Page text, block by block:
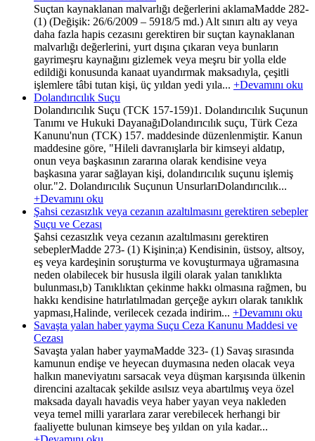
Suçtan kaynaklanan malvarlığı değerlerini aklamaMadde 282-
(1) (Değişik: 26/6/2009 – 5918/5 md.) Alt sınırı altı ay veya
daha fazla hapis cezasını gerektiren bir suçtan kaynaklanan
malvarlığı değerlerini, yurt dışına çıkaran veya bunların
gayrimeşru kaynağını gizlemek veya meşru bir yolla elde
edildiği konusunda kanaat uyandırmak maksadıyla, çeşitli
işlemlere tâbi tutan kişi, üç yıldan yedi yıla... +Devamını oku
Dolandırıcılık Suçu
Dolandırıcılık Suçu (TCK 157-159)1. Dolandırıcılık Suçunun
Tanımı ve Hukuki DayanağıDolandırıcılık suçu, Türk Ceza
Kanunu'nun (TCK) 157. maddesinde düzenlenmiştir. Kanun
maddesine göre, "Hileli davranışlarla bir kimseyi aldatıp,
onun veya başkasının zararına olarak kendisine veya
başkasına yarar sağlayan kişi, dolandırıcılık suçunu işlemiş
olur."2. Dolandırıcılık Suçunun UnsurlarıDolandırıcılık...
+Devamını oku
Şahsi cezasızlık veya cezanın azaltılmasını gerektiren sebepler
Suçu ve Cezası
Şahsi cezasızlık veya cezanın azaltılmasını gerektiren
sebeplerMadde 273- (1) Kişinin;a) Kendisinin, üstsoy, altsoy,
eş veya kardeşinin soruşturma ve kovuşturmaya uğramasına
neden olabilecek bir hususla ilgili olarak yalan tanıklıkta
bulunması,b) Tanıklıktan çekinme hakkı olmasına rağmen, bu
hakkı kendisine hatırlatılmadan gerçeğe aykırı olarak tanıklık
yapması,Halinde, verilecek cezada indirim... +Devamını oku
Savaşta yalan haber yayma Suçu Ceza Kanunu Maddesi ve
Cezası
Savaşta yalan haber yaymaMadde 323- (1) Savaş sırasında
kamunun endişe ve heyecan duymasına neden olacak veya
halkın maneviyatını sarsacak veya düşman karşısında ülkenin
direncini azaltacak şekilde asılsız veya abartılmış veya özel
maksada dayalı havadis veya haber yayan veya nakleden
veya temel milli yararlara zarar verebilecek herhangi bir
faaliyette bulunan kimseye beş yıldan on yıla kadar...